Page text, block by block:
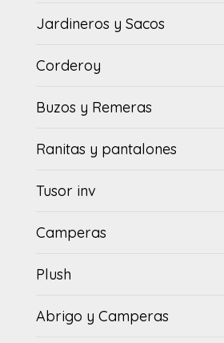
Jardineros y Sacos
Corderoy
Buzos y Remeras
Ranitas y pantalones
Tusor inv
Camperas
Plush
Abrigo y Camperas